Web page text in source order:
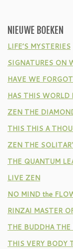
NIEUWE BOEKEN
LIFE’S MYSTERIES
SIGNATURES ON
HAVE WE
HAS THIS WORLD
ZEN THE
THIS THIS A
ZEN THE
THE QUANTUM
LIVE ZEN
NO MIND the
RINZAI MASTER
THE BUDDHA
THIS VERY BODY